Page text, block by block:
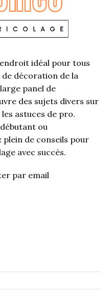
idéal pour tous
décoration de la
panel de
des sujets divers sur
astuces de pro.
ou
de conseils pour
avec succès.
par email